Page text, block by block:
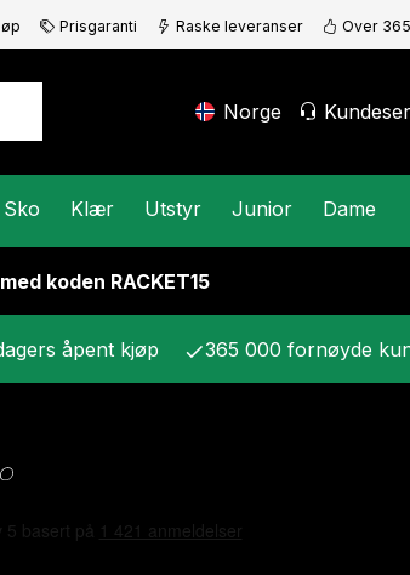
Prisgaranti Raske leveranser Over
Norge
Sko Klær Utstyr Junior Dame
koden RACKET15
åpent kjøp check365 000 fornøyde